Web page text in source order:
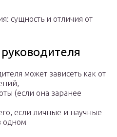
сущность и отличия от
может зависеть как от
(если она заранее
если личные и научные
одном